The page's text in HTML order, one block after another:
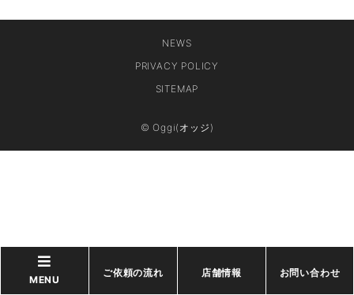
NEWS
PRIVACY POLICY
SITEMAP
© Oggi(オッジ)
MENU
ご依頼の流れ 店舗情報 お問い合わせ